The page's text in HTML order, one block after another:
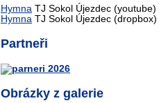
Hymna TJ Sokol Újezdec (youtube)
Hymna TJ Sokol Újezdec (dropbox)
Partneři
Obrázky z galerie